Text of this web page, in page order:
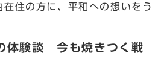
住の方に、平和への想いをう
体験談 今も焼きつく戦